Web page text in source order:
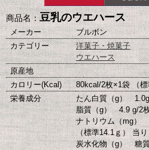
商品名：豆乳のウエハース
メーカー
ブルボン
カテゴリー
洋菓子・焼菓子
ウエハース
原産地
カロリー(Kcal)
80kcal/2枚×1袋 （
栄養成分
たん白質（g）
脂質（g） 4.9 g/2
ナトリウム（mg）
（標準14.1ｇ） 当り
炭水化物（g） 糖